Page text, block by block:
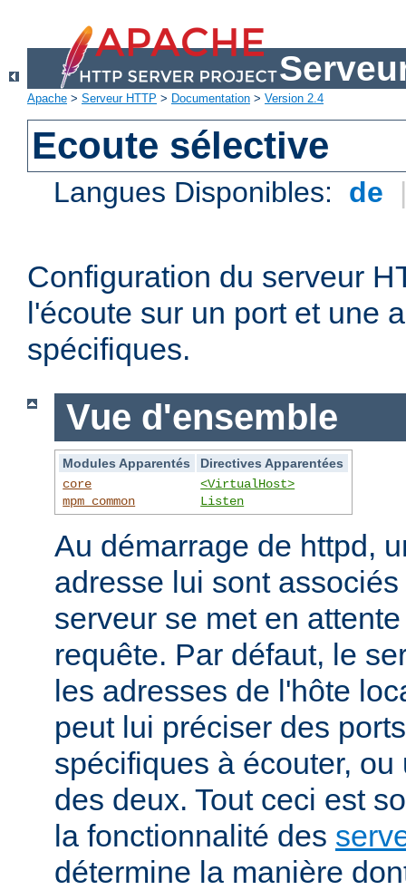
Apache > Serveur HTTP > Documentation > Version 2.4
Ecoute sélective
Langues Disponibles: de
Configuration du serveur
l'écoute sur un port et une
spécifiques.
Vue d'ensemble
Modules Apparentés
Directives Apparentées
core
mpm_common
<VirtualHost>
Listen
Au démarrage de httpd,
adresse lui sont
serveur se met en
requête. Par défaut, le
les adresses de l'hôte
peut lui préciser des
spécifiques à écouter,
des deux. Tout ceci est
la fonctionnalité des
détermine la manière